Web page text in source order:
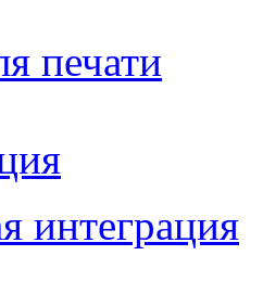
печати
интеграция